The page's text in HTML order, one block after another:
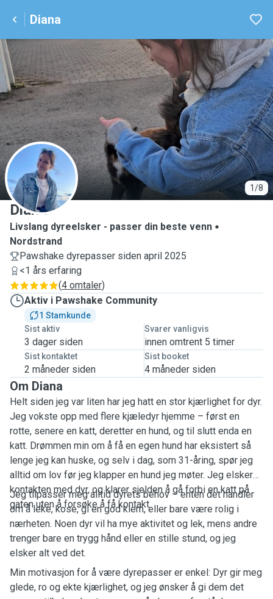
Diana
1/8
D
Diana
Livslang dyreelsker - passer din beste venn
Nordstrand
Pawshake dyrepasser siden april 2025
<1 års erfaring
(4 omtaler)
Aktiv i Pawshake Community
1 Stamkunde
Sist aktiv
3 dager siden
Svarer vanligvis
innen omtrent 5 timer
Sist kontaktet
2 måneder siden
Sist booket
4 måneder siden
Om Diana
Helt siden jeg var liten har jeg hatt en stor kjærlighet for dyr.
Jeg vokste opp med flere kjæledyr hjemme – først en
rotte, senere en katt, deretter en hund, og til slutt enda en
katt. Drømmen min om å få en egen hund har eksistert så
lenge jeg kan huske, og selv i dag, som 31-åring, spør jeg
alltid om lov før jeg klapper en hund jeg møter. Jeg elsker
kontakten med dyr, og klarer sjelden å gå forbi en katt på
gaten uten å forsøke å få kontakt.
Jeg tilpasser meg alltid dyrets behov – enten det handler
om å leke, kose, gi en god klem, eller bare være rolig i
nærheten. Noen dyr vil ha mye aktivitet og lek, mens andre
trenger bare en trygg hånd eller en stille stund, og jeg
elsker alt ved det.
Min motivasjon for å være dyrepasser er enkel: Dyr gir meg
glede, ro og ekte kjærlighet, og jeg ønsker å gi dem det